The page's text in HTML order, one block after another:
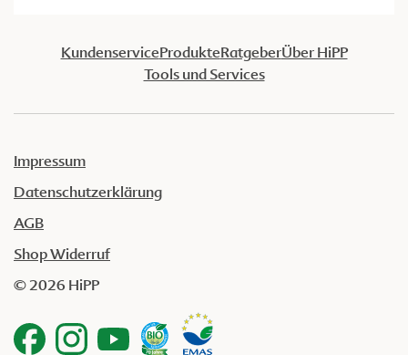
KundenserviceProdukteRatgeberÜber HiPP
Tools und Services
Impressum
Datenschutzerklärung
AGB
Shop Widerruf
© 2026 HiPP